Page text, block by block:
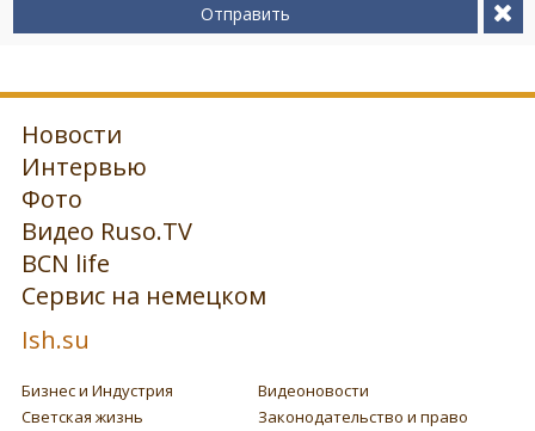
Отправить
Новости
Интервью
Фото
Видео Ruso.TV
BCN life
Сервис на немецком
Ish.su
Бизнес и Индустрия
Видеоновости
Светская жизнь
Законодательство и право